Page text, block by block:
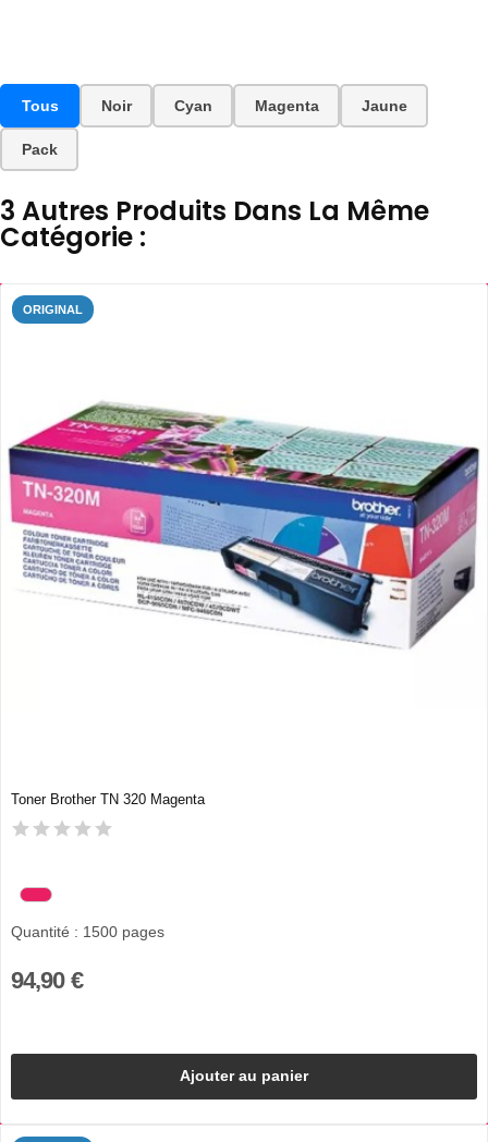
Tous Noir Cyan Magenta Jaune
Pack
3 Autres Produits Dans La Même
Catégorie :
ORIGINAL
Toner Brother TN 320 Magenta
Quantité : 1500 pages
94,90 €
Ajouter au panier